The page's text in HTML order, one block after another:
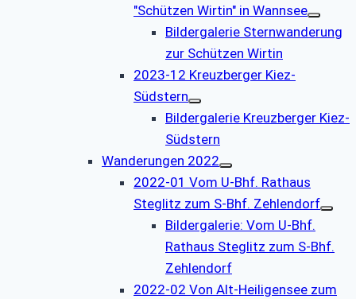
"Schützen Wirtin" in Wannsee
Bildergalerie Sternwanderung
zur Schützen Wirtin
2023-12 Kreuzberger Kiez-
Südstern
Bildergalerie Kreuzberger Kiez-
Südstern
Wanderungen 2022
2022-01 Vom U-Bhf. Rathaus
Steglitz zum S-Bhf. Zehlendorf
Bildergalerie: Vom U-Bhf.
Rathaus Steglitz zum S-Bhf.
Zehlendorf
2022-02 Von Alt-Heiligensee zum